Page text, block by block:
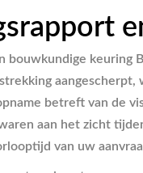
bouwkundige keuring
betreft van de
aan het zicht
van uw